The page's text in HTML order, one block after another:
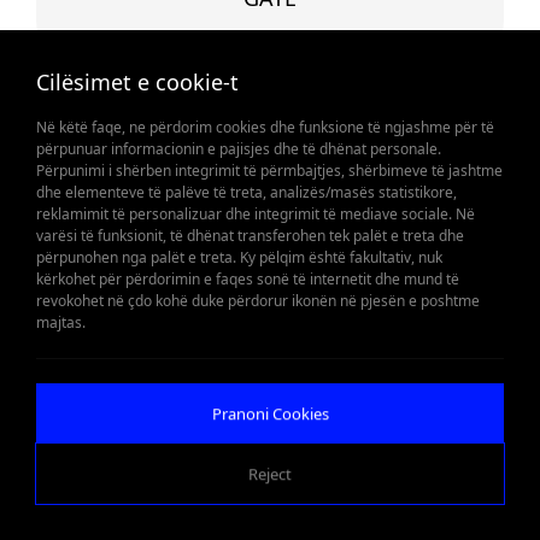
Cilësimet e cookie-t
Në këtë faqe, ne përdorim cookies dhe funksione të ngjashme për të
përpunuar informacionin e pajisjes dhe të dhënat personale.
Përpunimi i shërben integrimit të përmbajtjes, shërbimeve të jashtme
dhe elementeve të palëve të treta, analizës/masës statistikore,
reklamimit të personalizuar dhe integrimit të mediave sociale. Në
varësi të funksionit, të dhënat transferohen tek palët e treta dhe
përpunohen nga palët e treta. Ky pëlqim është fakultativ, nuk
kërkohet për përdorimin e faqes sonë të internetit dhe mund të
revokohet në çdo kohë duke përdorur ikonën në pjesën e poshtme
majtas.
Pranoni Cookies
Reject